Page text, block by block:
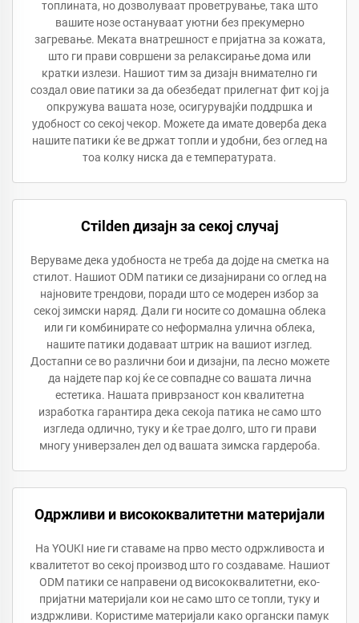
топлината, но дозволуваат проветрување, така што
вашите нозе остануваат уютни без прекумерно
загревање. Меката внатрешност е пријатна за кожата,
што ги прави совршени за релаксирање дома или
кратки излези. Нашиот тим за дизајн внимателно ги
создал овие патики за да обезбедат прилегнат фит кој ја
опкружува вашата нозе, осигурувајќи поддршка и
удобност со секој чекор. Можете да имате доверба дека
нашите патики ќе ве држат топли и удобни, без оглед на
тоа колку ниска да е температурата.
Стilden дизајн за секој случај
Веруваме дека удобноста не треба да дојде на сметка на
стилот. Нашиот ODM патики се дизајнирани со оглед на
најновите трендови, поради што се модерен избор за
секој зимски наряд. Дали ги носите со домашна облека
или ги комбинирате со неформална улична облека,
нашите патики додаваат штрик на вашиот изглед.
Достапни се во различни бои и дизајни, па лесно можете
да најдете пар кој ќе се совпадне со вашата лична
естетика. Нашата приврзаност кон квалитетна
изработка гарантира дека секоја патика не само што
изгледа одлично, туку и ќе трае долго, што ги прави
многу универзален дел од вашата зимска гардероба.
Одржливи и висококвалитетни материјали
На YOUKI ние ги ставаме на прво место одржливоста и
квалитетот во секој производ што го создаваме. Нашиот
ODM патики се направени од висококвалитетни, еко-
пријатни материјали кои не само што се топли, туку и
издржливи. Користиме материјали како органски памук